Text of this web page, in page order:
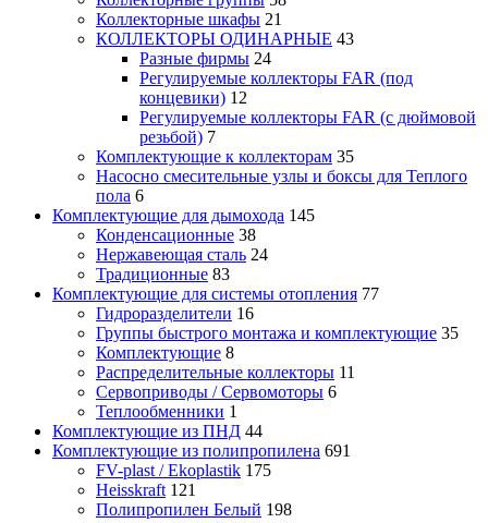
Коллекторные шкафы 21
КОЛЛЕКТОРЫ ОДИНАРНЫЕ 43
Разные фирмы 24
Регулируемые коллекторы FAR (под
концевики) 12
Регулируемые коллекторы FAR (с дюймовой
резьбой) 7
Комплектующие к коллекторам 35
Насосно смесительные узлы и боксы для Теплого
пола 6
Комплектующие для дымохода 145
Конденсационные 38
Нержавеющая сталь 24
Традиционные 83
Комплектующие для системы отопления 77
Гидроразделители 16
Группы быстрого монтажа и комплектующие 35
Комплектующие 8
Распределительные коллекторы 11
Сервоприводы / Сервомоторы 6
Теплообменники 1
Комплектующие из ПНД 44
Комплектующие из полипропилена 691
FV-plast / Ekoplastik 175
Heisskraft 121
Полипропилен Белый 198